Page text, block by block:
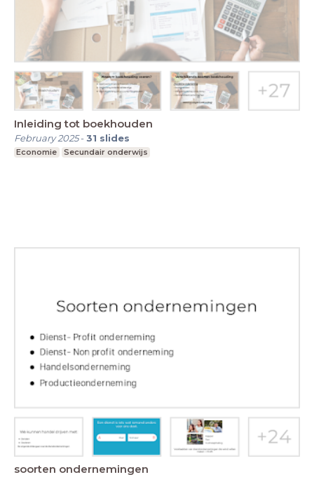
Inleiding tot boekhouden
February 2025-31 slides
Economie Secundair onderwijs
soorten ondernemingen